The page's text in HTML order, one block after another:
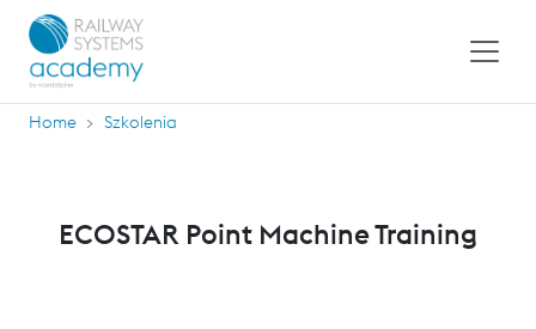
Home Szkolenia
ECOSTAR Point Machine Training